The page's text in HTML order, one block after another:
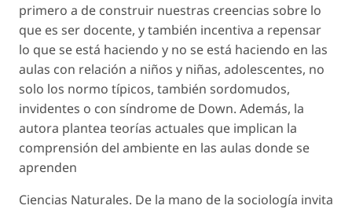
primero a de construir nuestras creencias sobre lo
que es ser docente, y también incentiva a repensar
lo que se está haciendo y no se está haciendo en las
aulas con relación a niños y niñas, adolescentes, no
solo los normo típicos, también sordomudos,
invidentes o con síndrome de Down. Además, la
autora plantea teorías actuales que implican la
comprensión del ambiente en las aulas donde se
aprenden
Ciencias Naturales. De la mano de la sociología invita